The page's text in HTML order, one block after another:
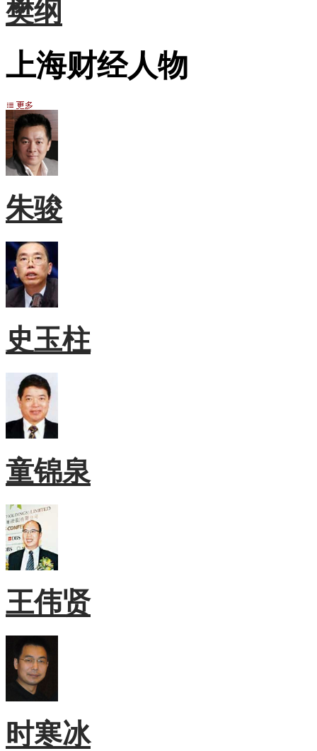
樊纲
上海财经人物
朱骏
史玉柱
童锦泉
王伟贤
时寒冰